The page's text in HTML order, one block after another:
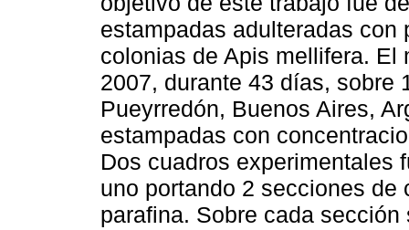
estampadas adulteradas
colonias de Apis mellifera. El
2007, durante 43 días, sobre
Pueyrredón, Buenos Aires,
estampadas con
Dos cuadros experimentales
uno portando 2 secciones de
parafina. Sobre cada